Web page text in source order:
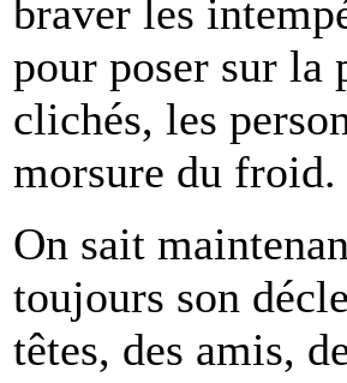
braver les
pour poser sur la
clichés, les
morsure du froid.
On sait
toujours son
têtes, des amis,